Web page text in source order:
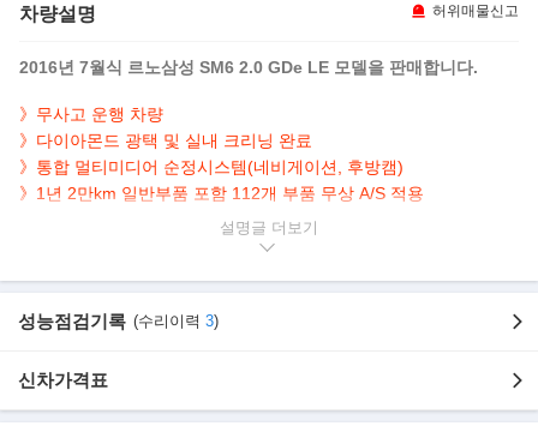
차량설명 허위매물신고
2016년 7월식 르노삼성 SM6 2.0 GDe LE 모델을 판매합니다.
》무사고 운행 차량
》다이아몬드 광택 및 실내 크리닝 완료
》통합 멀티미디어 순정시스템(네비게이션, 후방캠)
》1 년 2만km 일반부품 포함 112개 부품 무상 A/S 적용
계약서 내에 침수/km 조작/전손 차량 일 경우 전액 환불조치 명
- 차량명: SM 6 2.0 LE AT
- 등급: LE
- 주행거리: 145.066 km 계약서 내에 침수/KM조작/전손 차량일경
설명글
성능점검기록 (수리이력 3)
신차가격표